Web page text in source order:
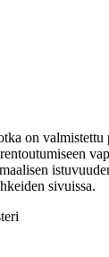
on valmistettu
sivuissa.